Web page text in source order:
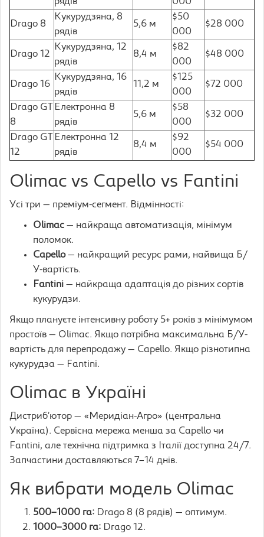
Drago 8
Кукурудзяна, 8
рядів
5,6 м
$50
000
$28 000
Drago 12
Кукурудзяна, 12
рядів
8,4 м
$82
000
$48 000
Drago 16
Кукурудзяна, 16
рядів
11,2 м
$125
000
$72 000
Drago GT
8
Електронна 8
рядів
5,6 м
$58
000
$32 000
Drago GT
12
Електронна 12
рядів
8,4 м
$92
000
$54 000
Olimac vs Capello vs Fantini
Усі три — преміум-сегмент. Відмінності:
Olimac — найкраща автоматизація, мінімум
поломок.
Capello— найкращий ресурс рами, найвища Б/
У-вартість.
Fantini — найкраща адаптація до різних сортів
кукурудзи.
Якщо плануєте інтенсивну роботу 5+ років з мінімумом
простоїв — Olimac. Якщо потрібна максимальна Б/У-
вартість для перепродажу — Capello. Якщо різнотипна
кукурудза — Fantini.
Olimac в Україні
Дистриб’ютор — «Меридіан-Агро» (центральна
Україна). Сервісна мережа менша за Capello чи
Fantini, але технічна підтримка з Італії доступна 24/7.
Запчастини доставляються 7–14 днів.
Як вибрати модель Olimac
500–1000 га: Drago 8 (8 рядів) — оптимум.
1000–3000 га: Drago 12.